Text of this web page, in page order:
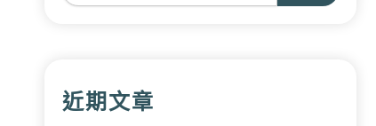
近期文章